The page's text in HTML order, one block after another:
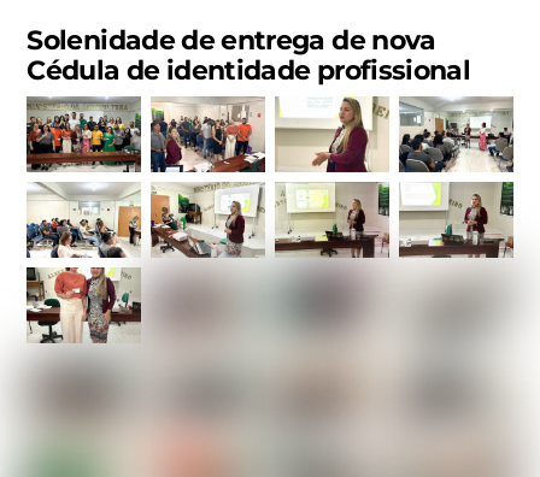
Solenidade de entrega de nova
Cédula de identidade profissional